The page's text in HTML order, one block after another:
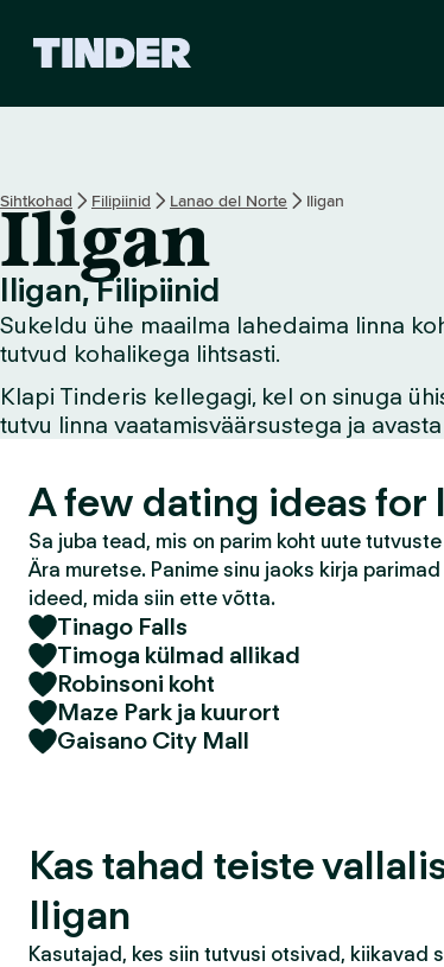
i
a
a
l
e
h
Sihtkohad Filipiinid Lanao del Norte Iligan
Iligan
Iligan, Filipiinid
Sukeldu ühe maailma lahedaima linna
tutvud kohalikega lihtsasti.
Klapi Tinderis kellegagi, kel on sinuga
tutvu linna vaatamisväärsustega ja
A few dating ideas for
Sa juba tead, mis on parim koht uute
Ära muretse. Panime sinu jaoks kirja
ideed, mida siin ette võtta.
Tinago Falls
Timoga külmad allikad
Robinsoni koht
Maze Park ja kuurort
Gaisano City Mall
Kas tahad teiste
Iligan
Kasutajad, kes siin tutvusi otsivad, kiikavad